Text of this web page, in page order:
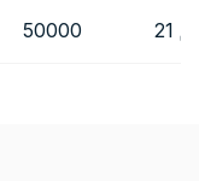
50000 21